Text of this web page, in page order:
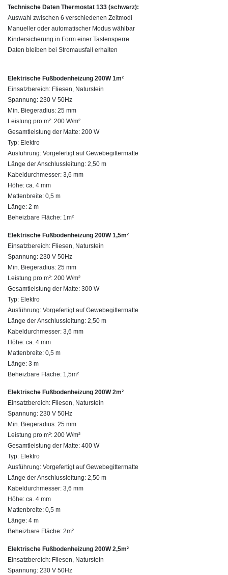
Technische Daten Thermostat 133 (schwarz):
Auswahl zwischen 6 verschiedenen Zeitmodi
Manueller oder automatischer Modus wählbar
Kindersicherung in Form einer Tastensperre
Daten bleiben bei Stromausfall erhalten
Elektrische Fußbodenheizung 200W 1m²
Einsatzbereich: Fliesen, Naturstein
Spannung: 230 V 50Hz
Min. Biegeradius: 25 mm
Leistung pro m²: 200 W/m²
Gesamtleistung der Matte: 200 W
Typ: Elektro
Ausführung: Vorgefertigt auf Gewebegittermatte
Länge der Anschlussleitung: 2,50 m
Kabeldurchmesser: 3,6 mm
Höhe: ca. 4 mm
Mattenbreite: 0,5 m
Länge: 2 m
Beheizbare Fläche: 1m²
Elektrische Fußbodenheizung 200W 1,5m²
Einsatzbereich: Fliesen, Naturstein
Spannung: 230 V 50Hz
Min. Biegeradius: 25 mm
Leistung pro m²: 200 W/m²
Gesamtleistung der Matte: 300 W
Typ: Elektro
Ausführung: Vorgefertigt auf Gewebegittermatte
Länge der Anschlussleitung: 2,50 m
Kabeldurchmesser: 3,6 mm
Höhe: ca. 4 mm
Mattenbreite: 0,5 m
Länge: 3 m
Beheizbare Fläche: 1,5m²
Elektrische Fußbodenheizung 200W 2m²
Einsatzbereich: Fliesen, Naturstein
Spannung: 230 V 50Hz
Min. Biegeradius: 25 mm
Leistung pro m²: 200 W/m²
Gesamtleistung der Matte: 400 W
Typ: Elektro
Ausführung: Vorgefertigt auf Gewebegittermatte
Länge der Anschlussleitung: 2,50 m
Kabeldurchmesser: 3,6 mm
Höhe: ca. 4 mm
Mattenbreite: 0,5 m
Länge: 4 m
Beheizbare Fläche: 2m²
Elektrische Fußbodenheizung 200W 2,5m²
Einsatzbereich: Fliesen, Naturstein
Spannung: 230 V 50Hz